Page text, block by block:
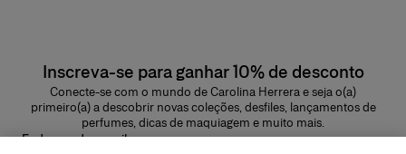
Inscreva-se para ganhar 10% de desconto
Conecte-se com o mundo de Carolina Herrera e seja o(a)
primeiro(a) a descobrir novas coleções, desfiles, lançamentos de
perfumes, dicas de maquiagem e muito mais.
Endereço de e-mail